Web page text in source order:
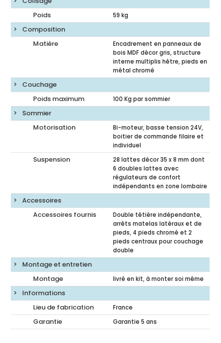
Poids
59 kg
Composition
Matière
Encadrement en panneaux de
bois MDF décor gris, structure
interne multiplis hêtre, pieds en
métal chromé
Couchage
Poids maximum
100 Kg par sommier
Sommier
Motorisation
Bi-moteur, basse tension 24V,
boitier de commande filaire et
individuel
Suspension
28 lattes décor 35 x 8 mm dont
6 doubles lattes avec
régulateurs de confort
indépendants en zone lombaire
Accessoires
Accessoires fournis
Double têtière indépendante,
arrêts matelas latéraux et de
pieds, 4 pieds chromé et 2
pieds centraux pour couchage
double
Montage et entretien
Montage
livré en kit, à monter soi même
Informations
Lieu de fabrication
France
Garantie Garantie 5 ans